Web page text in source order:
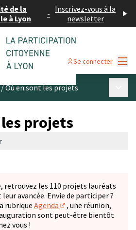
de la
à Lyon
- Inscrivez-vous à la
newsletter
Se connecter
/Où en sont les projets
projets
retrouvez les 110 projets lauréats
avancée. Envie de participer ?
rubrique Agenda
(S'ouvre dans un
, une réunion,
sont peut-être bientôt
vous !